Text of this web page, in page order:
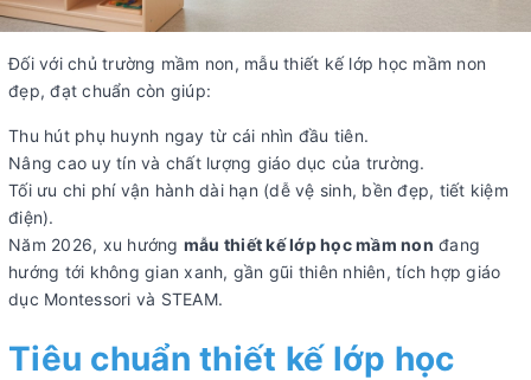
Đối với chủ trường mầm non, mẫu thiết kế lớp học mầm non
đẹp, đạt chuẩn còn giúp:
Thu hút phụ huynh ngay từ cái nhìn đầu tiên.
Nâng cao uy tín và chất lượng giáo dục của trường.
Tối ưu chi phí vận hành dài hạn (dễ vệ sinh, bền đẹp, tiết kiệm
điện).
Năm 2026, xu hướng mẫu thiết kế lớp học mầm non đang
hướng tới không gian xanh, gần gũi thiên nhiên, tích hợp giáo
dục Montessori và STEAM.
Tiêu chuẩn thiết kế lớp học